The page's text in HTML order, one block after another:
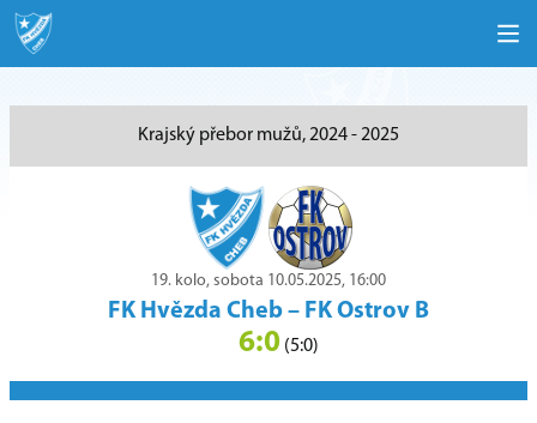
Krajský přebor mužů, 2024 - 2025
19. kolo, sobota 10.05.2025, 16:00
FK Hvězda Cheb – FK Ostrov B
6:0 (5:0)